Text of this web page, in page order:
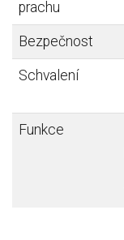
prachu
Bezpečnost
Schvalení
Funkce